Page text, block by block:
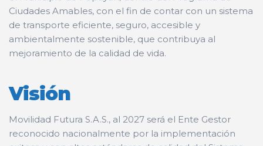
Ciudades Amables, con el fin de contar con un sistema
de transporte eficiente, seguro, accesible y
ambientalmente sostenible, que contribuya al
mejoramiento de la calidad de vida.
Visión
Movilidad Futura S.A.S., al 2027 será el Ente Gestor
reconocido nacionalmente por la implementación